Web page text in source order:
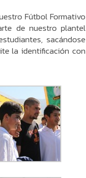
Fútbol Formativo
de nuestro plantel
sacándose
la identificación con